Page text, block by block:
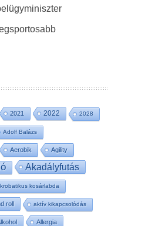
2021 2022 2028
Adolf Balázs
Aerobik Agility
Akadályfutás
kosárlabda
roll aktív kikapcsolódás
Allergia